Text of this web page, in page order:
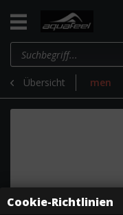
Übersicht men
Cookie-Richtlinien